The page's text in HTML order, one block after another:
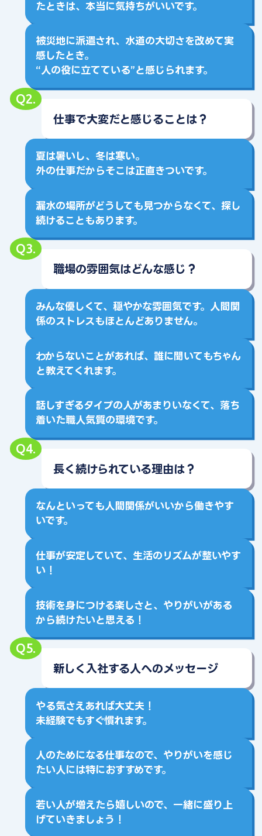
たときは、本当に気持ちがいいです。
被災地に派遣され、水道の大切さを改めて実
感したとき。
“人の役に立てている”と感じられます。
Q2.
仕事で大変だと感じることは？
夏は暑いし、冬は寒い。
外の仕事だからそこは正直きついです。
漏水の場所がどうしても見つからなくて、 探し
続けることもあります。
Q3.
職場の雰囲気はどんな感じ？
みんな優しくて、穏やかな雰囲気です。人間関
係のストレスもほとんどありません。
わからないことがあれば、誰に聞いてもちゃん
と教えてくれます。
話しすぎるタイプの人があまりいなくて、落ち
着いた職人気質の環境です。
Q4.
長く続けられている理由は？
なんといっても人間関係がいいから働きやす
いです。
仕事が安定していて、生活のリズムが整いやす
い！
技術を身につける楽しさと、やりがいがある
から続けたいと思える！
Q5.
新しく入社する人へのメッセージ
やる気さえあれば大丈夫！
未経験でもすぐ慣れます。
人のためになる仕事なので、やりがいを感じ
たい人には特におすすめです。
若い人が増えたら嬉しいので、一緒に盛り上
げていきましょう！